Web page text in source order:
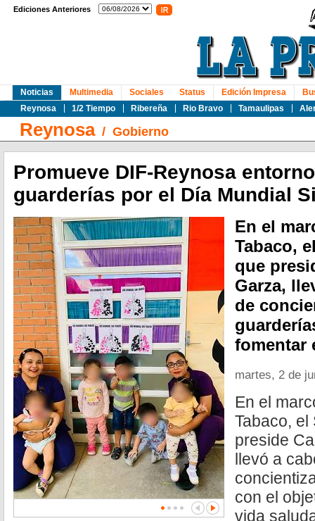
Ediciones Anteriores
Noticias
Reynosa
1/2 Tiempo Ribereña Rio Bravo Tamaulipas
Multimedia Sociales Status Edición Impresa
Reynosa/ Gobierno
Promueve DIF-Reynosa
guarderías por el Día Mundial
En el
Tabaco,
que
Garza,
de
fomentar
martes, 2 de
En el
Tabaco,
preside
llevó a
con el
vida